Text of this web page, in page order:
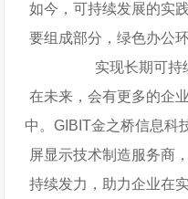
如今，可持续发展的实
要组成部分，绿色办公
实现长期可持
在未来，会有更多的企
中。GIBIT金之桥信息科
屏显示技术制造服务商
持续发力，助力企业在